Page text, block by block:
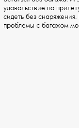
удовольствие по
сидеть без
проблемы с багажом